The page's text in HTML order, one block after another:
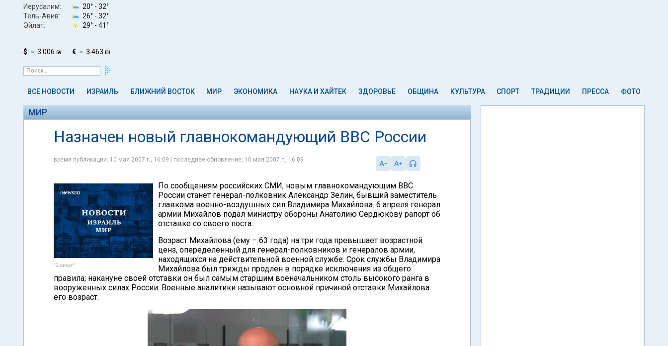
Иерусалим: 20° - 32°
Тель-Авив:
26° - 32°
Эйлат:
29° - 41°
$ 3.006 ₪ € 3.463 ₪
ВСЕ НОВОСТИ ИЗРАИЛЬ БЛИЖНИЙ ВОСТОК МИР ЭКОНОМИКА НАУКА И ХАЙТЕК ЗДОРОВЬЕ ОБЩИНА КУЛЬТУРА СПОРТ ТРАДИЦИИ ПРЕССА ФОТО
МИР
Назначен новый главнокомандующий ВВС России
время публикации: 10 мая 2007 г., 16:09 | последнее обновление: 10 мая 2007 г., 16:09
"Эксперт"
По сообщениям российских СМИ, новым главнокомандующим ВВС
России станет генерал-полковник Александр Зелин, бывший заместитель
главкома военно-воздушных сил Владимира Михайлова. 6 апреля генерал
армии Михайлов подал министру обороны Анатолию Сердюкову рапорт об
отставке со своего поста.
Возраст Михайлова (ему – 63 года) на три года превышает возрастной
ценз, опеределенный для генерал-полковников и генералов армии,
находящихся на действительной военной службе. Срок службы Владимира
Михайлова был трижды продлен в порядке исключения из общего
правила; накануне своей отставки он был самым старшим военачальником столь высокого ранга в
вооруженных силах России. Военные аналитики называют основной причиной отставки Михайлова
его возраст.